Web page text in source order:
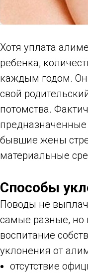
Хотя уплата
ребенка,
каждым годом.
свой
потомства.
предназначенные
бывшие жены
материальные
Способы
Поводы не
самые разные, но
воспитание
уклонения от
отсутствие